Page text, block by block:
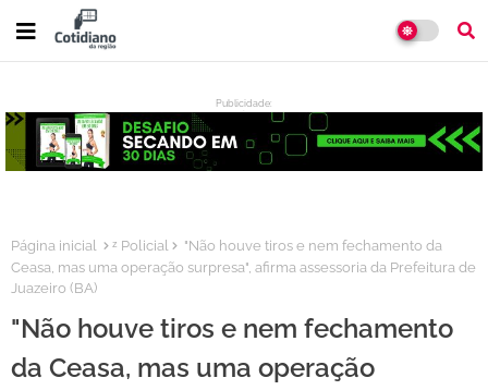
Publicidade:
:
Página inicial ᶻ Policial
"Não houve tiros e nem fechamento da
Ceasa, mas uma operação surpresa", afirma assessoria da Prefeitura de
Juazeiro (BA)
"Não houve tiros e nem fechamento
da Ceasa, mas uma operação